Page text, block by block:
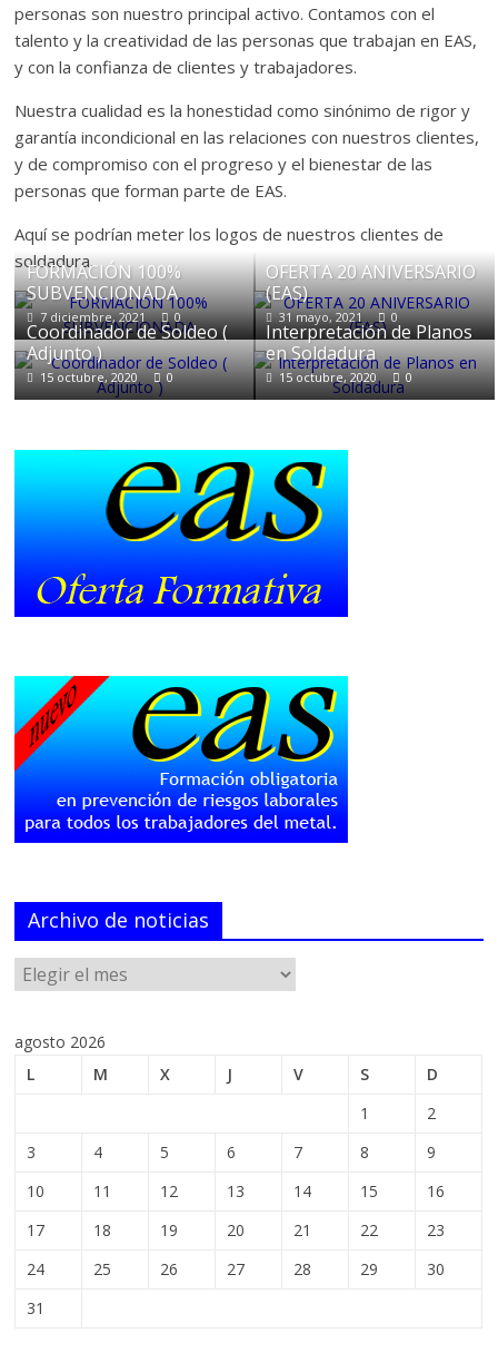
personas son nuestro principal activo. Contamos con el
talento y la creatividad de las personas que trabajan en EAS,
y con la confianza de clientes y trabajadores.
Nuestra cualidad es la honestidad como sinónimo de rigor y
garantía incondicional en las relaciones con nuestros clientes,
y de compromiso con el progreso y el bienestar de las
personas que forman parte de EAS.
Aquí se podrían meter los logos de nuestros clientes de
soldadura.
FORMACIÓN 100%
SUBVENCIONADA
7 diciembre, 2021 0
OFERTA 20 ANIVERSARIO
(EAS)
31 mayo, 2021 0
Coordinador de Soldeo (
Adjunto )
15 octubre, 2020 0
Interpretación de Planos
en Soldadura
15 octubre, 2020 0
Archivo de noticias
agosto 2026
L
M X J V S
D
1
2
3
4 5 6 7 8
9
10
11 12 13 14 15
16
17
18 19 20 21 22
23
24
25 26 27 28 29
30
31